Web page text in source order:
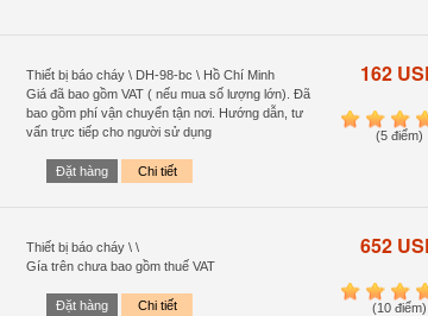
Thiết bị báo cháy \ DH-98-bc \ Hồ Chí Minh
Giá đã bao gồm VAT ( nếu mua số lượng lớn). Đã
bao gồm phí vận chuyển tận nơi. Hướng dẫn, tư
vấn trực tiếp cho người sử dụng
Đặt hàng Chi tiết
162
1 2 3 4
(5 điểm)
Thiết bị báo cháy \ \
Gía trên chưa bao gồm thuế VAT
Đặt hàng Chi tiết
652
1 2 3 4
(10 điểm)